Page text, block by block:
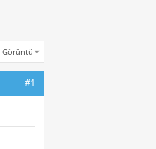
Görüntü
#1